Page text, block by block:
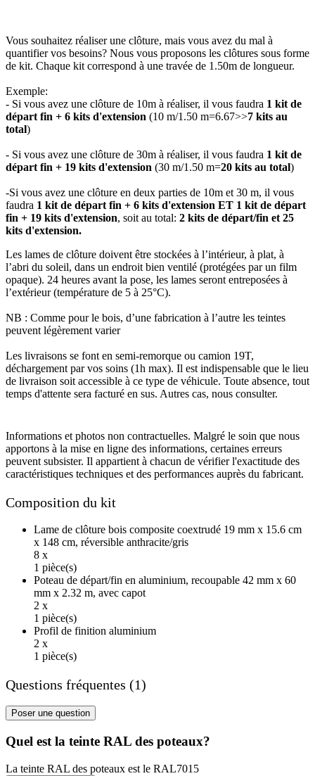
Vous souhaitez réaliser une clôture, mais vous avez du mal à
quantifier vos besoins? Nous vous proposons les clôtures sous forme
de kit. Chaque kit correspond à une travée de 1.50m de longueur.
Exemple:
- Si vous avez une clôture de 10m à réaliser, il vous faudra 1 kit de
départ fin + 6 kits d'extension (10 m/1.50 m=6.67>>7 kits au
total)
​- Si vous avez une clôture de 30m à réaliser, il vous faudra 1 kit de
départ fin + 19 kits d'extension (30 m/1.50 m=20 kits au total)
-Si vous avez une clôture en deux parties de 10m et 30 m, il vous
faudra 1 kit de départ fin + 6 kits d'extension ET 1 kit de départ
fin + 19 kits d'extension, soit au total: 2 kits de départ/fin et 25
kits d'extension.
Les lames de clôture doivent être stockées à l’intérieur, à plat, à
l’abri du soleil, dans un endroit bien ventilé (protégées par un film
opaque). 24 heures avant la pose, les lames seront entreposées à
l’extérieur (température de 5 à 25°C).
NB : Comme pour le bois, d’une fabrication à l’autre les teintes
peuvent légèrement varier
Les livraisons se font en semi-remorque ou camion 19T,
déchargement par vos soins (1h max). Il est indispensable que le lieu
de livraison soit accessible à ce type de véhicule. Toute absence, tout
temps d'attente sera facturé en sus. Autres cas, nous consulter.
Informations et photos non contractuelles. Malgré le soin que nous
apportons à la mise en ligne des informations, certaines erreurs
peuvent subsister. Il appartient à chacun de vérifier l'exactitude des
caractéristiques techniques et des performances auprès du fabricant.
Composition du kit
Lame de clôture bois composite coextrudé 19 mm x 15.6 cm
x 148 cm, réversible anthracite/gris
8 x
1 pièce(s)
Poteau de départ/fin en aluminium, recoupable 42 mm x 60
mm x 2.32 m, avec capot
2 x
1 pièce(s)
Profil de finition aluminium
2 x
1 pièce(s)
Questions fréquentes (1)
Poser une question
Quel est la teinte RAL des poteaux?
La teinte RAL des poteaux est le RAL7015